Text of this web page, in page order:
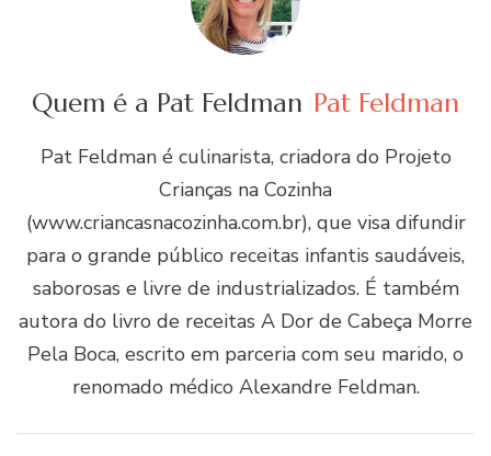
Quem é a Pat Feldman Pat Feldman
Pat Feldman é culinarista, criadora do Projeto
Crianças na Cozinha
(www.criancasnacozinha.com.br), que visa difundir
para o grande público receitas infantis saudáveis,
saborosas e livre de industrializados. É também
autora do livro de receitas A Dor de Cabeça Morre
Pela Boca, escrito em parceria com seu marido, o
renomado médico Alexandre Feldman.